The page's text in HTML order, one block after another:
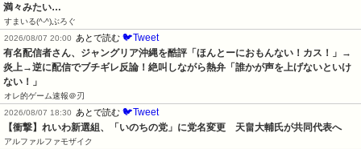
満々みたい…
すまいる(^-^)ぶろぐ
2026/08/07 20:00
あとで読む 🐦Tweet
有名配信者さん、ジャングリア沖縄を酷評「ほんとーにおもんない！カス！」→
炎上→逆に配信でブチギレ反論！絶叫しながら熱弁「誰かが声を上げないといけ
ない！」
オレ的ゲーム速報＠刃
2026/08/07 18:30
あとで読む 🐦Tweet
【衝撃】れいわ新選組、「いのちの党」に党名変更　天畠大輔氏が共同代表へ
アルファルファモザイク